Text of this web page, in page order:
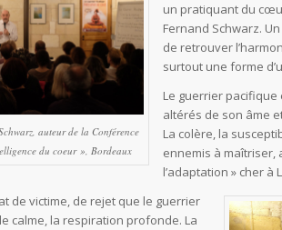
auteur de la Conférence
du coeur », Bordeaux
un pratiquant du
Fernand Schwarz.
de retrouver
surtout une forme
Le guerrier pacifique
altérés de son âme
La colère, la
ennemis à maîtriser,
l’adaptation » cher à
de victime, de rejet que le guerrier
calme, la respiration profonde. La